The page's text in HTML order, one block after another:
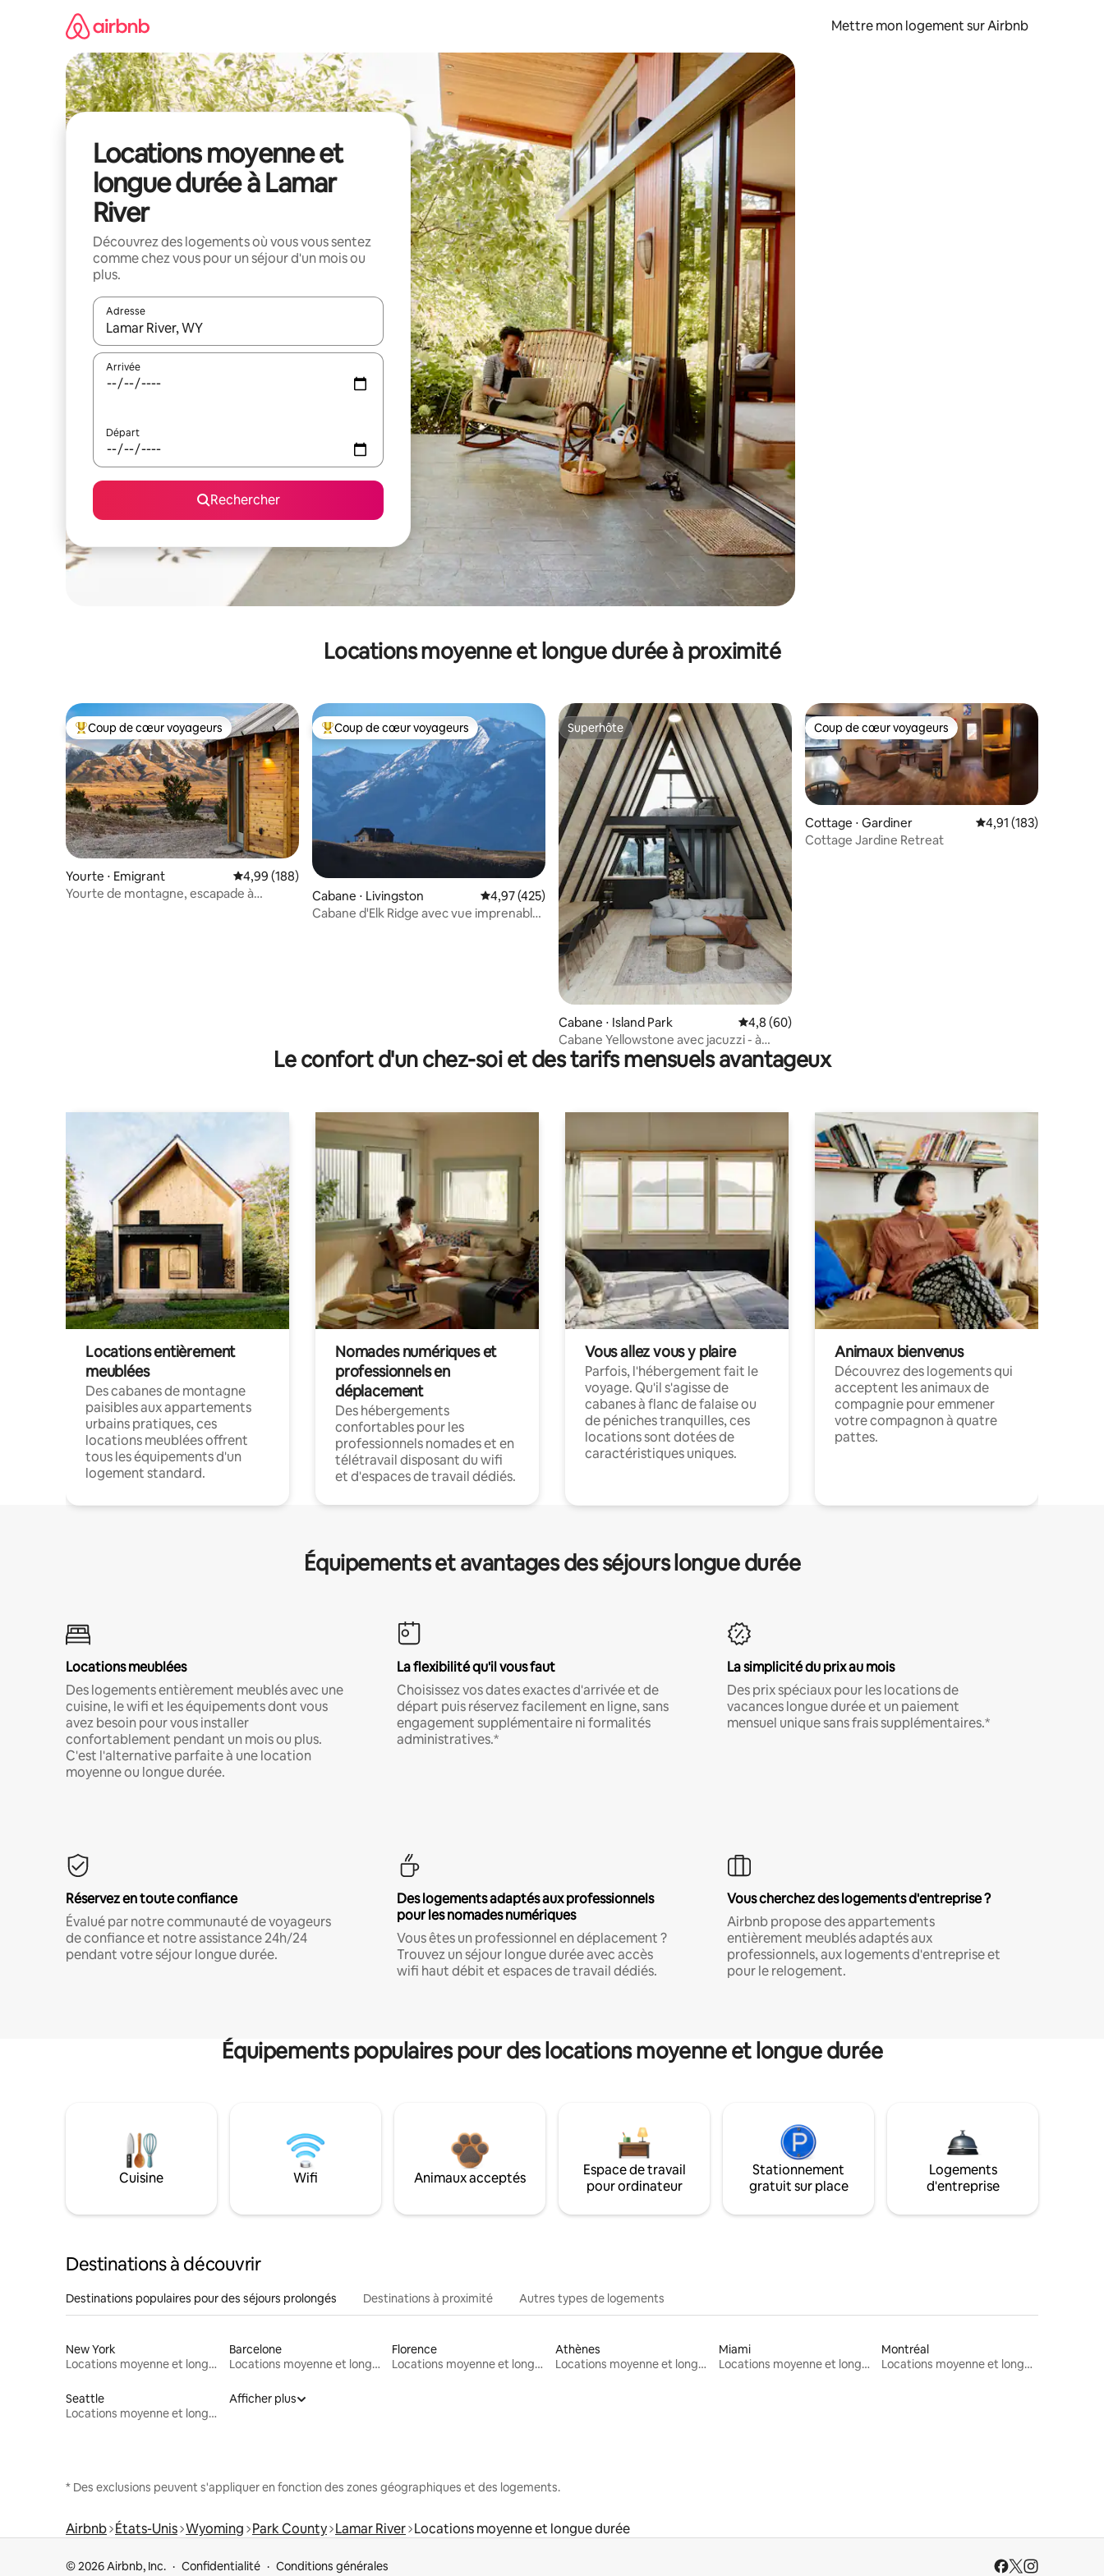
Mettre mon logement sur Airbnb
Locations moyenne et
longue durée à Lamar
River
Découvrez des logements où vous vous sentez
comme chez vous pour un séjour d'un mois ou
plus.
Adresse
Lorsque les résultats s'affichent, utilisez les flèches vers le haut et vers le bas pour les parcourir ou en appuyant et en faisant glisser.
Arrivée
Départ
Rechercher
Locations moyenne et longue durée à proximité
Coups de cœur voyageurs les plus appréciés
Coup de cœur voyageurs
Yourte ⋅ Emigrant Évaluation moyenne sur la base de 188 commentaires : 4,99 sur 5
4,99 (188)
Yourte de montagne, escapade à
Coups de cœur voyageurs les plus appréciés
Coup de cœur voyageurs
Cabane ⋅ Livingston Évaluation moyenne sur la base de 425 commentaires : 4,97 sur 5
4,97 (425)
Cabane d'Elk Ridge avec vue imprenable
Superhôte
Superhôte
Cabane ⋅ Island Park Évaluation moyenne sur la base de 60 commentaires : 4,8 sur 5
4,8 (60)
Cabane Yellowstone avec jacuzzi - à
20 min du parc national de Yellowstone !
Coup de cœur voyageurs
Coup de cœur voyageurs
Cottage ⋅ Gardiner Évaluation moyenne
4,91 (183)
Cottage Jardine Retreat
Le confort d'un chez-soi et des tarifs mensuels avantageux
Locations entièrement
meublées
Des cabanes de montagne
paisibles aux appartements
urbains pratiques, ces
locations meublées offrent
tous les équipements d'un
logement standard.
Nomades numériques et
professionnels en
déplacement
Des hébergements
confortables pour les
professionnels nomades et en
télétravail disposant du wifi
et d'espaces de travail dédiés.
Vous allez vous y plaire
Parfois, l'hébergement fait le
voyage. Qu'il s'agisse de
cabanes à flanc de falaise ou
de péniches tranquilles, ces
locations sont dotées de
caractéristiques uniques.
Animaux bienvenus
Découvrez des logements qui
acceptent les animaux de
compagnie pour emmener
votre compagnon à quatre
pattes.
Équipements et avantages des séjours longue durée
Locations meublées
Des logements entièrement meublés avec une
cuisine, le wifi et les équipements dont vous
avez besoin pour vous installer
confortablement pendant un mois ou plus.
C'est l'alternative parfaite à une location
moyenne ou longue durée.
La flexibilité qu'il vous faut
Choisissez vos dates exactes d'arrivée et de
départ puis réservez facilement en ligne, sans
engagement supplémentaire ni formalités
administratives.*
La simplicité du prix au mois
Des prix spéciaux pour les locations de
vacances longue durée et un paiement
mensuel unique sans frais supplémentaires.*
Réservez en toute confiance
Évalué par notre communauté de voyageurs
de confiance et notre assistance 24h/24
pendant votre séjour longue durée.
Des logements adaptés aux professionnels
pour les nomades numériques
Vous êtes un professionnel en déplacement ?
Trouvez un séjour longue durée avec accès
wifi haut débit et espaces de travail dédiés.
Vous cherchez des logements d'entreprise ?
Airbnb propose des appartements
entièrement meublés adaptés aux
professionnels, aux logements d'entreprise et
pour le relogement.
Équipements populaires pour des locations moyenne et longue durée
Cuisine Wifi Animaux acceptés
Espace de travail
pour ordinateur
Stationnement
gratuit sur place
Logements
d'entreprise
Destinations à découvrir
Destinations populaires pour des séjours prolongés Destinations à proximité Autres types de logements
New York
Locations moyenne et longue durée
Barcelone
Locations moyenne et longue durée
Florence
Locations moyenne et longue durée
Athènes
Locations moyenne et longue durée
Miami
Locations moyenne et longue durée
Montréal
Locations moyenne et longue durée
Seattle
Locations moyenne et longue durée
Afficher plus
* Des exclusions peuvent s'appliquer en fonction des zones géographiques et des logements.
Airbnb États-Unis Wyoming Park County Lamar River Locations moyenne et longue durée
© 2026 Airbnb, Inc. Confidentialité Conditions générales